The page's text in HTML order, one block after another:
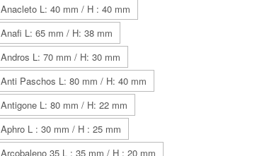
Anacleto L: 40 mm / H : 40 mm
Anafi L: 65 mm / H: 38 mm
Andros L: 70 mm / H: 30 mm
Anti Paschos L: 80 mm / H: 40 mm
Antigone L: 80 mm / H: 22 mm
Aphro L : 30 mm / H : 25 mm
Arcobaleno 35 L : 35 mm / H : 20 mm